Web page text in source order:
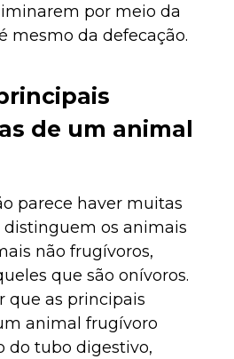
por meio da
mesmo da defecação.
de um animal
parece haver muitas
os animais
não frugívoros,
que são onívoros.
que as principais
animal frugívoro
do tubo digestivo,